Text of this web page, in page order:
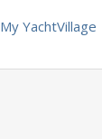
My YachtVillage